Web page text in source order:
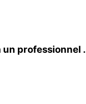
un professionnel .